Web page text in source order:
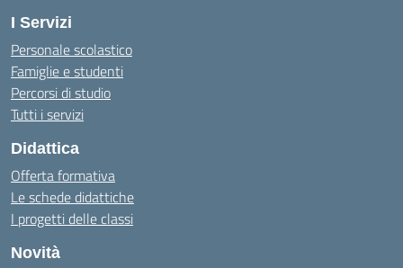
I Servizi
Personale scolastico
Famiglie e studenti
Percorsi di studio
Tutti i servizi
Didattica
Offerta formativa
Le schede didattiche
I progetti delle classi
Novità